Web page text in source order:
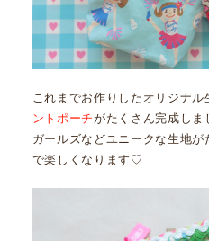
これまでお作りしたオリジナ
ントポーチがたくさん完成しま
ガールズなどユニークな生地
で楽しくなります♡